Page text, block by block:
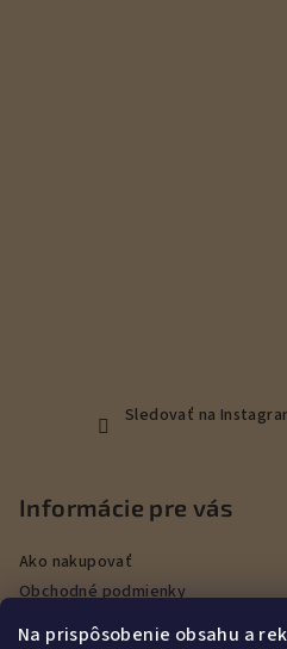
Na prispôsobenie obsahu a
Sledovať na
Informácie pre vás
Ako nakupovať
Obchodné podmienky
Podmienky ochrany osobných